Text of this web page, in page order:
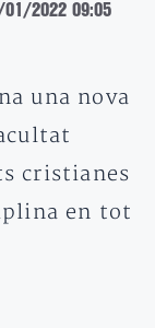
2022 09:05
una nova
cristianes
en tot